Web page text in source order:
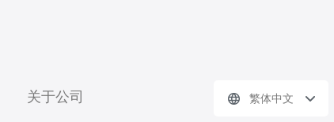
关于公司 繁体中文